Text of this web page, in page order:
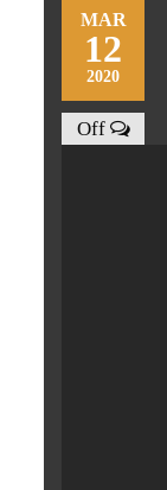
MAR
12
2020
Off